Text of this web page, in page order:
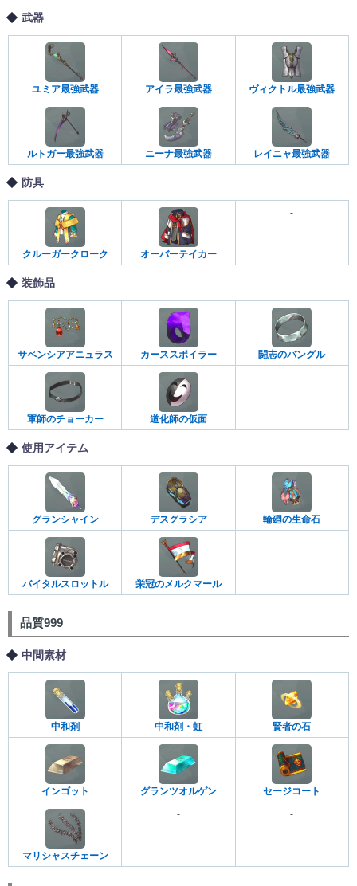
武器
ユミア最強武器 アイラ最強武器 ヴィクトル最強武器
ルトガー最強武器 ニーナ最強武器 レイニャ最強武器
防具
クルーガークローク オーバーテイカー
-
装飾品
サペンシアアニュラス カーススポイラー 闘志のバングル
軍師のチョーカー 道化師の仮面
-
使用アイテム
グランシャイン デスグラシア 輪廻の生命石
バイタルスロットル 栄冠のメルクマール
-
品質999
中間素材
中和剤 中和剤・虹 賢者の石
インゴット グランツオルゲン セージコート
マリシャスチェーン
- -